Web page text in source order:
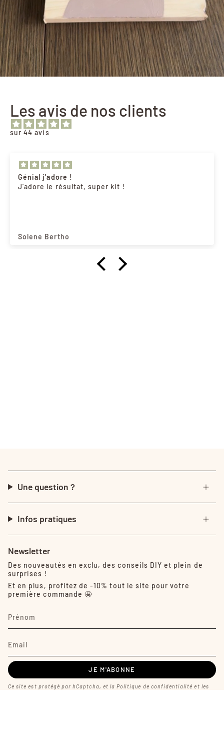
Les avis de nos clients
sur 44 avis
Génial j'adore !
J'adore le résultat, super kit !
Solene Bertho
Une question ?
Infos pratiques
Newsletter
Des nouveautés en exclu, des conseils DIY et plein de
surprises !
Et en plus, profitez de -10% tout le site pour votre
première commande 🤩
JE M'ABONNE
Ce site est protégé par hCaptcha, et laPolitique de confidentialité et les